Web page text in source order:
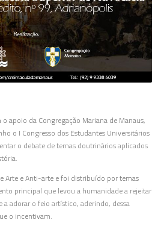
apoio da Congregação Mariana de Manaus,
o I Congresso dos Estudantes Universitários
o debate de temas doutrinários aplicados
Arte e Anti-arte e foi distribuído por temas
principal que levou a humanidade a rejeitar
a adorar o feio artístico, aderindo, dessa
o incentivam.